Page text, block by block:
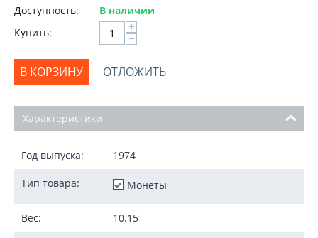
Доступность:
В наличии
Купить:
+
−
В КОРЗИНУ ОТЛОЖИТЬ
Характеристики
Год выпуска: 1974
Тип товара: Монеты
Вес: 10.15